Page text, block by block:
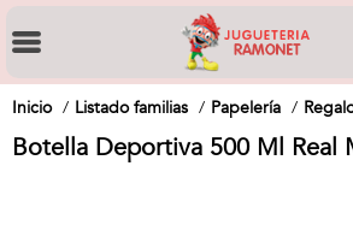
Inicio Listado familias Papelería
Botella Deportiva 500 Ml Real